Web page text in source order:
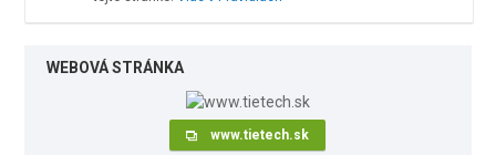
WEBOVÁ STRÁNKA
www.tietech.sk